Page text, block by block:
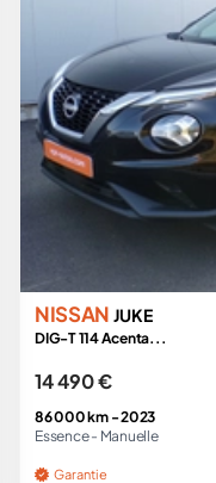
NISSAN JUKE
DIG-T 114 Acenta...
14 490 €
86 000 km -2023
Essence - Manuelle
Garantie